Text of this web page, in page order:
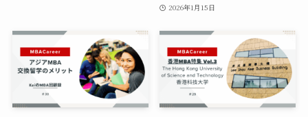
2026年1月15日